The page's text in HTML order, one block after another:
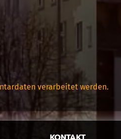
verarbeitet werden.